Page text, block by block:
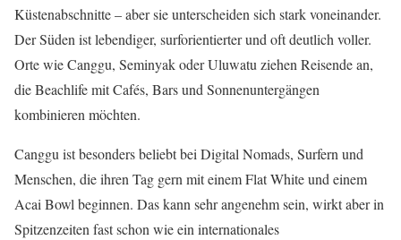
Küstenabschnitte – aber sie unterscheiden sich stark voneinander.
Der Süden ist lebendiger, surforientierter und oft deutlich voller.
Orte wie Canggu, Seminyak oder Uluwatu ziehen Reisende an,
die Beachlife mit Cafés, Bars und Sonnenuntergängen
kombinieren möchten.
Canggu ist besonders beliebt bei Digital Nomads, Surfern und
Menschen, die ihren Tag gern mit einem Flat White und einem
Acai Bowl beginnen. Das kann sehr angenehm sein, wirkt aber in
Spitzenzeiten fast schon wie ein internationales